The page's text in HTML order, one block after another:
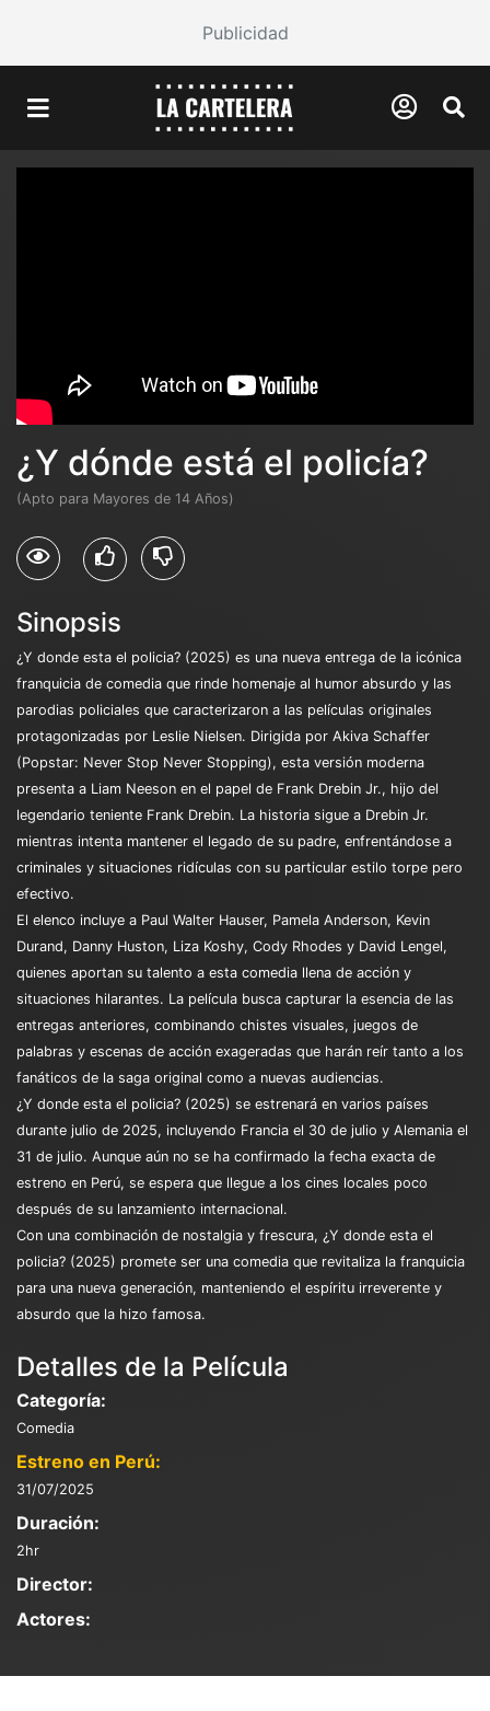
Publicidad
¿Y dónde está el policía?
(Apto para Mayores de 14 Años)
Sinopsis
¿Y donde esta el policia? (2025) es una nueva entrega de la icónica
franquicia de comedia que rinde homenaje al humor absurdo y las
parodias policiales que caracterizaron a las películas originales
protagonizadas por Leslie Nielsen. Dirigida por Akiva Schaffer
(Popstar: Never Stop Never Stopping), esta versión moderna
presenta a Liam Neeson en el papel de Frank Drebin Jr., hijo del
legendario teniente Frank Drebin. La historia sigue a Drebin Jr.
mientras intenta mantener el legado de su padre, enfrentándose a
criminales y situaciones ridículas con su particular estilo torpe pero
efectivo. ​
El elenco incluye a Paul Walter Hauser, Pamela Anderson, Kevin
Durand, Danny Huston, Liza Koshy, Cody Rhodes y David Lengel,
quienes aportan su talento a esta comedia llena de acción y
situaciones hilarantes. La película busca capturar la esencia de las
entregas anteriores, combinando chistes visuales, juegos de
palabras y escenas de acción exageradas que harán reír tanto a los
fanáticos de la saga original como a nuevas audiencias.​
¿Y donde esta el policia? (2025) se estrenará en varios países
durante julio de 2025, incluyendo Francia el 30 de julio y Alemania el
31 de julio. Aunque aún no se ha confirmado la fecha exacta de
estreno en Perú, se espera que llegue a los cines locales poco
después de su lanzamiento internacional.​
Con una combinación de nostalgia y frescura, ¿Y donde esta el
policia? (2025) promete ser una comedia que revitaliza la franquicia
para una nueva generación, manteniendo el espíritu irreverente y
absurdo que la hizo famosa.
Detalles de la Película
Categoría:
Comedia
Estreno en Perú:
31/07/2025
Duración:
2hr
Director:
Actores: